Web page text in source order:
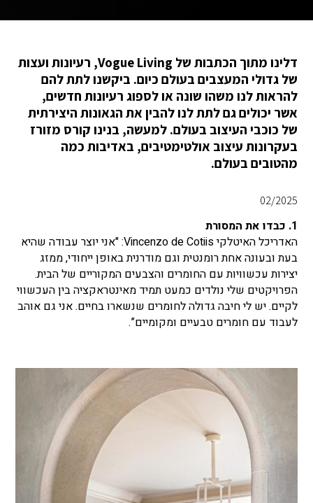
דלינו מתוך הכתבות של Vogue Living, רעיונות ועצות
של גדולי המעצבים בעולם כיום. ביקשנו לתת להם
להראות לנו משהו שונה או לספוג רעיונות חדשים,
אשר יכולים גם לתת לנו להבין את הגאונות היצירתית
של כוכבי העיצוב בעולם. למעשה, בנינו קורס מזורז
בעקרונות עיצוב אולטימטיבים, באדיבות כמה
מהטובים בעולם.
02/2025
1. כבדו את המסורת
האדריכל האיטלקי Vincenzo de Cotiis: "אני יוצר עבודה שהיא
בעת ובעונה אחת רומנטית וגם מודרנית באופן ייחודי, ממזג
יצירות עכשוויות עם החומרים והצבעים המקוריים של הבית.
הפרויקטים שלי נולדים כמעט תמיד מאינטראקציה בין העכשווי
לקיים. יש לי חיבה גדולה לחומרים שנשארו בחיים. אני גם אוהב
לעבוד עם חומרים טבעיים ומקומיים”.